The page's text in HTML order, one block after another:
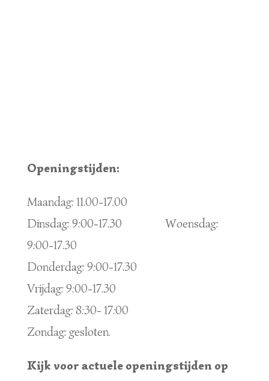
Openingstijden:
Maandag: 11.00-17.00
Dinsdag: 9:00-17.30 Woensdag:
9:00-17.30
Donderdag: 9:00-17.30
Vrijdag: 9:00-17.30
Zaterdag: 8:30- 17:00
Zondag: gesloten.
Kijk voor actuele openingstijden op